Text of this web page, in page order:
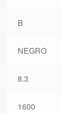
B
NEGRO
8.3
1600